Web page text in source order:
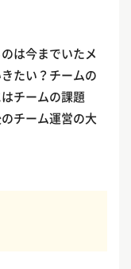
は今までいたメ
たい？チームの
チームの課題
チーム運営の大